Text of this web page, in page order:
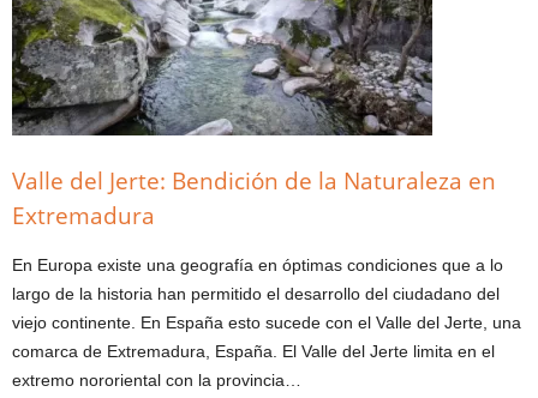
Valle del Jerte: Bendición de la Naturaleza en
Extremadura
En Europa existe una geografía en óptimas condiciones que a lo
largo de la historia han permitido el desarrollo del ciudadano del
viejo continente. En España esto sucede con el Valle del Jerte, una
comarca de Extremadura, España. El Valle del Jerte limita en el
extremo nororiental con la provincia…